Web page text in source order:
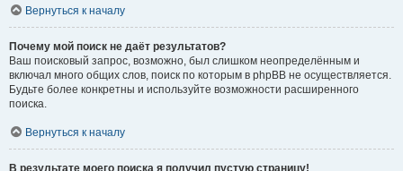
Вернуться к началу
Почему мой поиск не даёт результатов?
Ваш поисковый запрос, возможно, был слишком неопределённым и
включал много общих слов, поиск по которым в phpBB не осуществляется.
Будьте более конкретны и используйте возможности расширенного
поиска.
Вернуться к началу
В результате моего поиска я получил пустую страницу!